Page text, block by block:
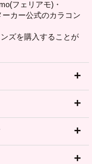
フェリアモ)・
カー公式のカラコン
ズを購入することが